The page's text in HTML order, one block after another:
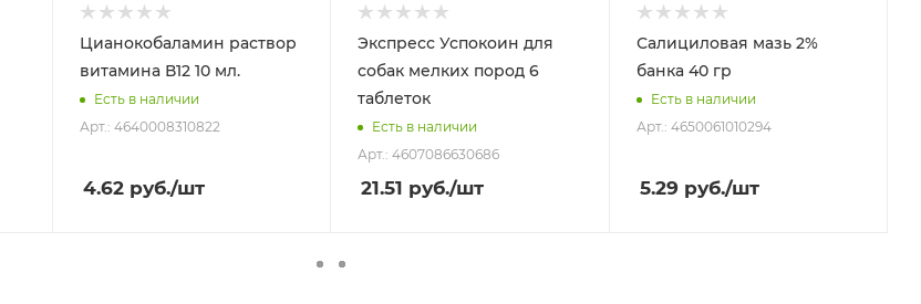
Цианокобаламин раствор
витамина В12 10 мл.
Есть в наличии
Арт.: 4640008310822
4.62руб./шт
Экспресс Успокоин для
собак мелких пород 6
таблеток
Есть в наличии
Арт.: 4607086630686
21.51 руб./шт
Салициловая мазь 2%
банка 40 гр
Есть в наличии
Арт.: 4650061010294
5.29руб./шт